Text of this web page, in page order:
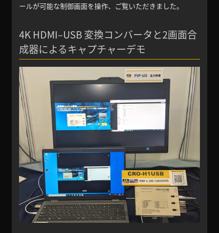
ールが可能な制御画面を操作、ご覧いただきました。
4K HDMI–USB 変換コンバータと2画面合
成器によるキャプチャーデモ